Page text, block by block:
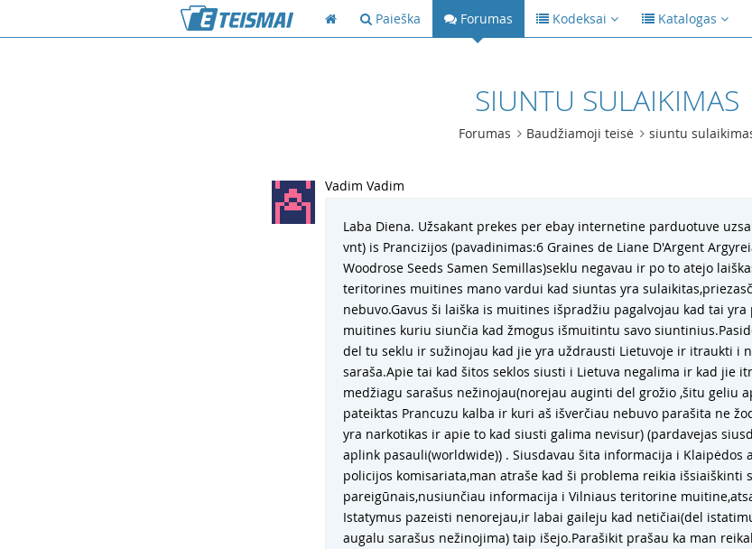
Paieška Forumas Kodeksai Katalogas
SIUNTU SULAIKIMAS
Forumas Baudžiamoji teisė siuntu
Vadim Vadim
Laba Diena. Užsakant prekes per ebay internetine parduotuve
vnt) is Prancizijos (pavadinimas:6 Graines de Liane D'Argent
Woodrose Seeds Samen Semillas)seklu negavau ir po to atejo
teritorines muitines mano vardui kad siuntas yra
nebuvo.Gavus ši laiška is muitines išpradžiu pagalvojau kad tai yra
muitines kuriu siunčia kad žmogus išmuitintu savo
del tu seklu ir sužinojau kad jie yra uždrausti Lietuvoje ir itraukti i
saraša.Apie tai kad šitos seklos siusti i Lietuva negalima ir kad jie
medžiagu sarašus nežinojau(norejau auginti del grožio ,šitu geliu
pateiktas Prancuzu kalba ir kuri aš išverčiau nebuvo parašita ne
yra narkotikas ir apie to kad siusti galima nevisur) (pardavejas
aplink pasauli(worldwide)) . Siusdavau šita informacija i Klaipėdos
policijos komisariata,man atraše kad ši problema reikia išsiaiškinti
pareigūnais,nusiunčiau informacija i Vilniaus teritorine
Istatymus pazeisti nenorejau,ir labai gaileju kad netičiai(del
augalu sarašus nežinojima) taip išejo.Parašikit prašau ka man